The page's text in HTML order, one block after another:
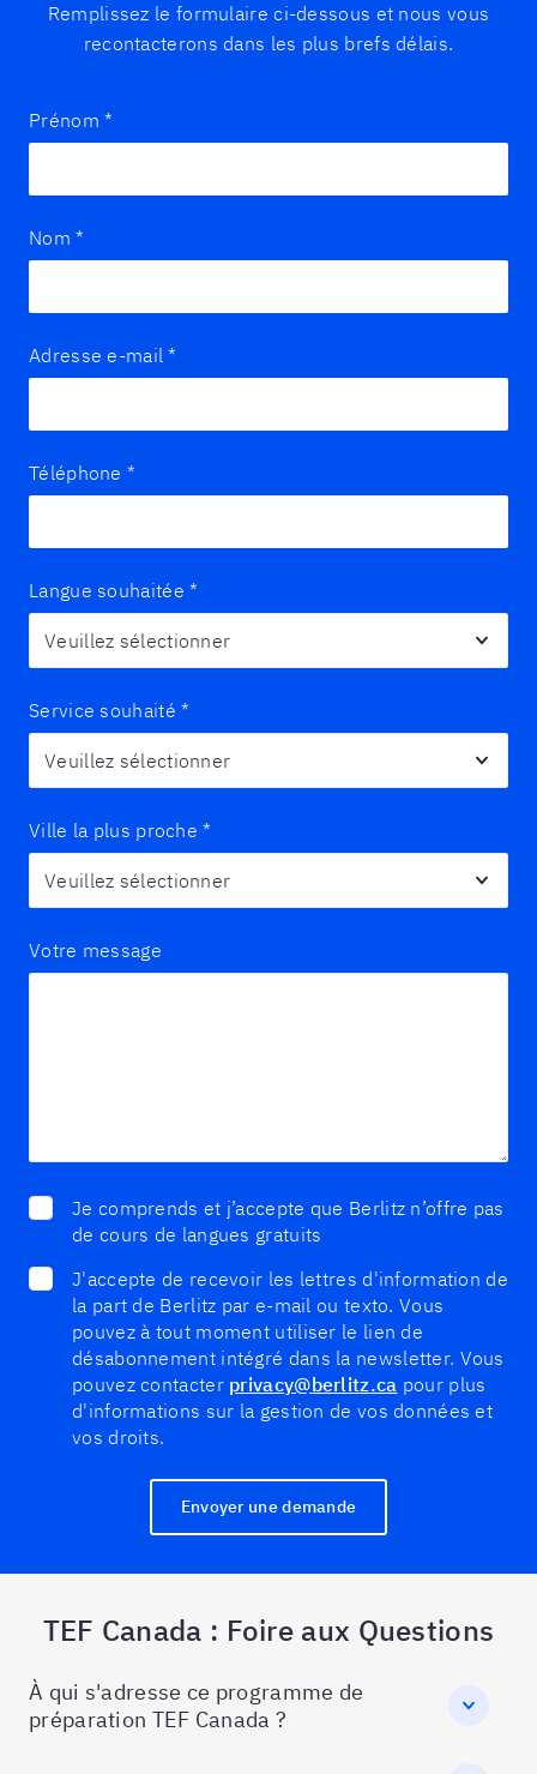
Remplissez le formulaire ci-dessous et nous vous
recontacterons dans les plus brefs délais.
Prénom *
Nom *
Adresse e-mail *
Téléphone *
Langue souhaitée *
Service souhaité *
Ville la plus proche *
Votre message
Je comprends et j’accepte que Berlitz n’offre pas
de cours de langues gratuits
J'accepte de recevoir les lettres d'information de
la part de Berlitz par e-mail ou texto. Vous
pouvez à tout moment utiliser le lien de
désabonnement intégré dans la newsletter. Vous
pouvez contacter privacy@berlitz.ca pour plus
d'informations sur la gestion de vos données et
vos droits.
Envoyer une demande
TEF Canada : Foire aux Questions
À qui s'adresse ce programme de
préparation TEF Canada ?